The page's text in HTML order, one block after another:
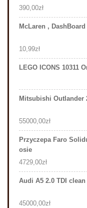
390,00zł
McLaren , DashBoard
10,99zł
LEGO ICONS 10311
Mitsubishi Outlander
55000,00zł
Przyczepa Faro
osie
4729,00zł
Audi A5 2.0 TDI
45000,00zł